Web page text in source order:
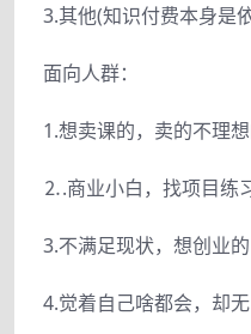
3.其他(知识付费本身是
面向人群：
1.想卖课的，卖的不理
⒉.商业小白，找项目练
3.不满足现状，想创业的
4.觉着自己啥都会，却